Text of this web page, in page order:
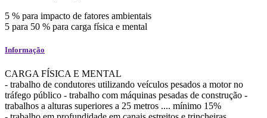
5 % para impacto de fatores ambientais
5 para 50 % para carga física e mental
Informação
CARGA FÍSICA E MENTAL
- trabalho de condutores utilizando veículos pesados a motor no
tráfego público - trabalho com máquinas pesadas de construção -
trabalhos a alturas superiores a 25 metros .... mínimo 15%